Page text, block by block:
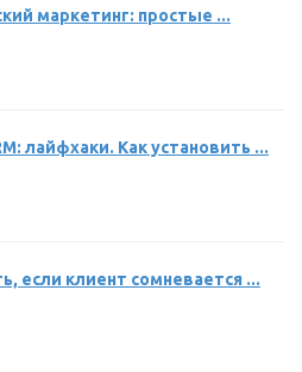
маркетинг: простые ...
лайфхаки. Как установить ...
если клиент сомневается ...